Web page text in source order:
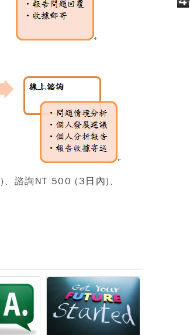
)、諮詢 NT 500(3日 內) 、